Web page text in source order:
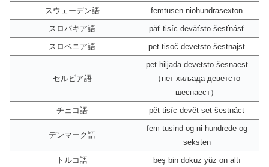
スウェーデン語
femtusen niohundrasexton
スロバキア語
päť tisíc deväťsto šesťnásť
スロベニア語
pet tisoč devetsto šestnajst
セルビア語
pet hiljada devetsto šesnaest
（пет хиљада деветсто
шеснаест）
チェコ語
pět tisíc devět set šestnáct
デンマーク語
fem tusind og ni hundrede og
seksten
トルコ語
beş bin dokuz yüz on altı